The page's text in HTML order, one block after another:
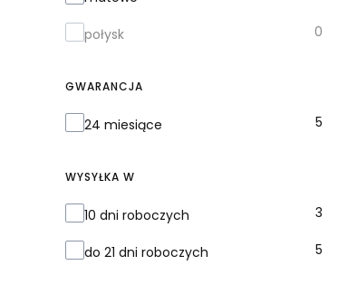
połysk 0
GWARANCJA
Gwarancja
24 miesiące 5
WYSYŁKA W
Wysyłka w
10 dni roboczych 3
do 21 dni roboczych 5